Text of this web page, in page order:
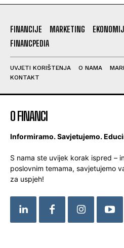
FINANCIJE MARKETING
FINANCPEDIA
UVJETI KORIŠTENJA O NAMA
KONTAKT
O FINANCI
Informiramo. Savjetujemo.
S nama ste uvijek korak ispred –
poslovnim temama, savjetujemo
za uspjeh!